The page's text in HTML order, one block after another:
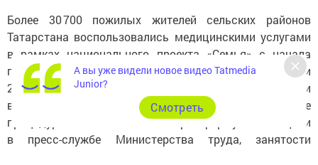
Более 30 700 пожилых жителей сельских районов
Татарстана воспользовались медицинскими услугами
в рамках национального проекта «Семья» с начала
года. В их числе диспансеризацию прошли
25 498 человек. Кроме того, пожилые жители получили
вакцинацию, скрининги и другие необходимые
процедуры. Об этом «Татар-информу» сообщили
в пресс-службе Министерства труда, занятости
А вы уже видели новое видео Tatmedia
Junior?
Cмотреть